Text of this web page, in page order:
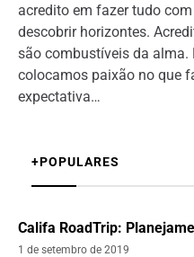
acredito em fazer tudo
descobrir horizontes.
são combustíveis da alma.
colocamos paixão no que
expectativa…
+POPULARES
Califa RoadTrip:
1 de setembro de 2019